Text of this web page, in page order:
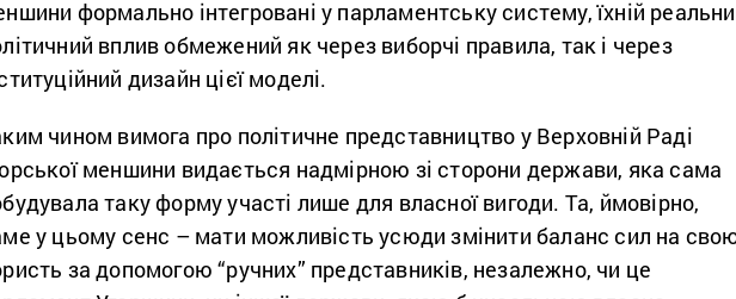
формально інтегровані у парламентську систему, їхній
вплив обмежений як через виборчі правила, так і через
дизайн цієї моделі.
чином вимога про політичне представництво у Верховній Раді
меншини видається надмірною зі сторони держави, яка сама
таку форму участі лише для власної вигоди. Та, ймовірно,
у цьому сенс – мати можливість усюди змінити баланс сил на
за допомогою “ручних” представників, незалежно, чи це